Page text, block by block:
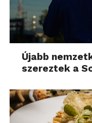
Újabb
szereztek a